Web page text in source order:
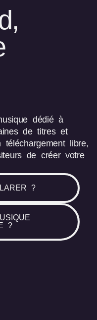
dédié à
de titres et
libre,
de créer votre
?
?